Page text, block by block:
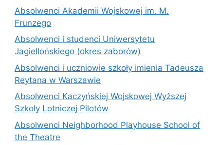
Absolwenci Akademii Wojskowej im. M.
Frunzego
Absolwenci i studenci Uniwersytetu
Jagiellońskiego (okres zaborów)
Absolwenci i uczniowie szkoły imienia Tadeusza
Reytana w Warszawie
Absolwenci Kaczyńskiej Wojskowej Wyższej
Szkoły Lotniczej Pilotów
Absolwenci Neighborhood Playhouse School of
the Theatre